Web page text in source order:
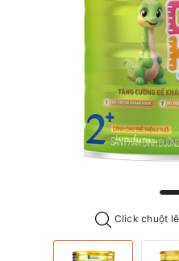
Click chuột